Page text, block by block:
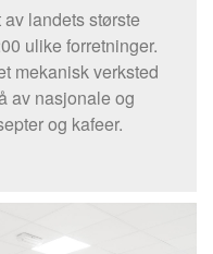
landets største
ulike forretninger.
mekanisk verksted
av nasjonale og
og kafeer.